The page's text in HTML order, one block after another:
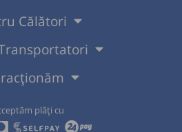
Călători
plăți cu